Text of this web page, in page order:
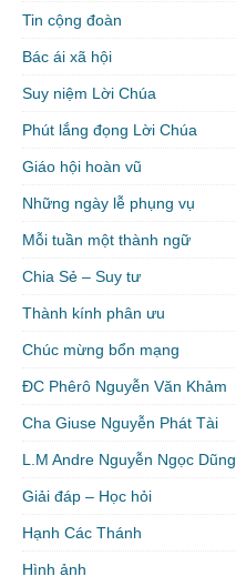
Tin cộng đoàn
Bác ái xã hội
Suy niệm Lời Chúa
Phút lắng đọng Lời Chúa
Giáo hội hoàn vũ
Những ngày lễ phụng vụ
Mỗi tuần một thành ngữ
Chia Sẻ – Suy tư
Thành kính phân ưu
Chúc mừng bổn mạng
ĐC Phêrô Nguyễn Văn Khảm
Cha Giuse Nguyễn Phát Tài
L.M Andre Nguyễn Ngọc Dũng
Giải đáp – Học hỏi
Hạnh Các Thánh
Hình ảnh